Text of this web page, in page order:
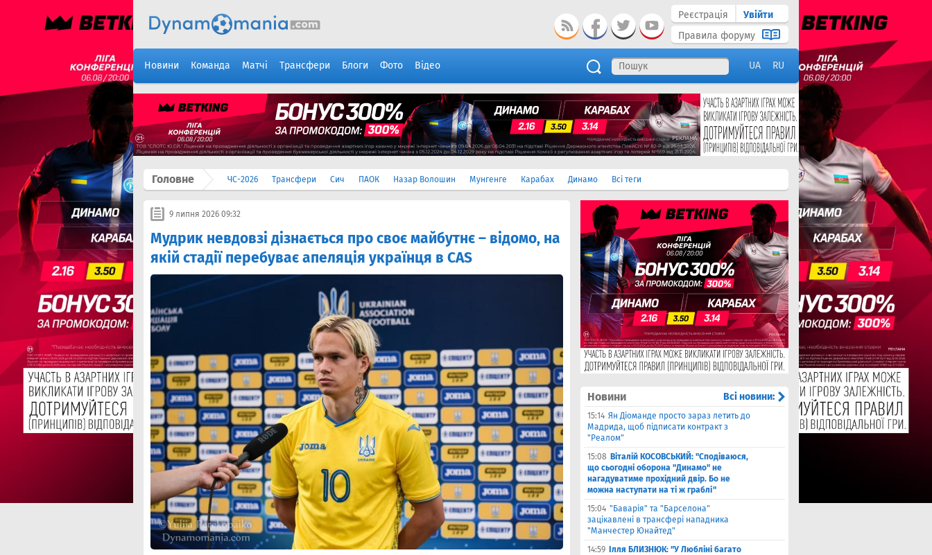
Реєстрація
Увійти
Правила форуму
Новини Команда Матчі Трансфери Блоги Фото Відео UA RU
Головне ЧС-2026 Трансфери Сич ПАОК Назар Волошин Мунгенге Карабах Динамо Всі теги
9 липня 2026 09:32
Мудрик невдовзі дізнається про своє майбутнє – відомо, на
якій стадії перебуває апеляція українця в CAS
Новини Всі новини:
15:14 Ян Діоманде просто зараз летить до
Мадрида, щоб підписати контракт з
"Реалом"
15:08 Віталій КОСОВСЬКИЙ: "Сподіваюся,
що сьогодні оборона "Динамо" не
нагадуватиме прохідний двір. Бо не
можна наступати на ті ж граблі"
15:04 "Баварія" та "Барселона"
зацікавлені в трансфері нападника
"Манчестер Юнайтед"
14:59
Ілля БЛИЗНЮК: "У Любліні багато